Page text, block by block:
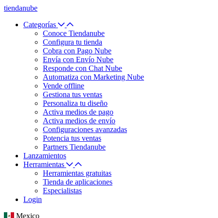
tiendanube
Categorías
Conoce Tiendanube
Configura tu tienda
Cobra con Pago Nube
Envía con Envío Nube
Responde con Chat Nube
Automatiza con Marketing Nube
Vende offline
Gestiona tus ventas
Personaliza tu diseño
Activa medios de pago
Activa medios de envío
Configuraciones avanzadas
Potencia tus ventas
Partners Tiendanube
Lanzamientos
Herramientas
Herramientas gratuitas
Tienda de aplicaciones
Especialistas
Login
Mexico